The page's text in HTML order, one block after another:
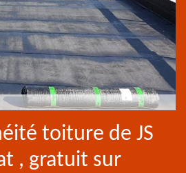
toiture de JS
, gratuit sur